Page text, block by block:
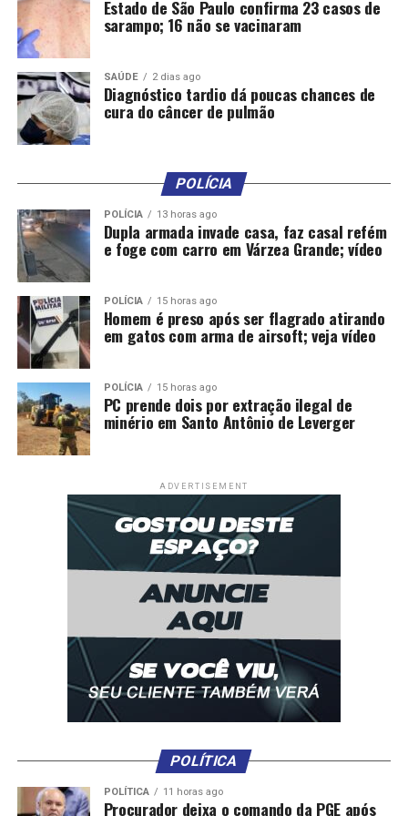
O secretário adjunto de Administração Penitenciária
(Saap), delegado Vitor Hugo Bruzulato, afirmou ser
preocupante o número de celulares apreendidos,
considerando que são itens terminantemente proibidos
dentro das unidades prisionais, porém classificou como
positivos os resultados alcançados pelas operações.
o cumprimento rigoroso da Lei de Execução Penal.
e em breve vamos colher frutos positivos dessas
operações, como exemplo a redução dos crimes
praticados no estado”, afirmou.
Comentários
RELATED TOPICS:
Suspeito arromba porta de kitnet e executa morador
com 4 tiros em Cuiabá
Homem é preso suspeito de espancar e tentar matar a
esposa; mulher fugiu
Estado de São Paulo confirma 23 casos de
sarampo; 16 não se vacinaram
SAÚDE 2 dias ago
Diagnóstico tardio dá poucas chances de
cura do câncer de pulmão
POLÍCIA
POLÍCIA 13 horas ago
Dupla armada invade casa, faz casal refém
e foge com carro em Várzea Grande; vídeo
POLÍCIA 15 horas ago
Homem é preso após ser flagrado atirando
em gatos com arma de airsoft; veja vídeo
POLÍCIA 15 horas ago
PC prende dois por extração ilegal de
minério em Santo Antônio de Leverger
ADVERTISEMENT
POLÍTICA
POLÍTICA 11 horas ago
Procurador deixa o comando da PGE após